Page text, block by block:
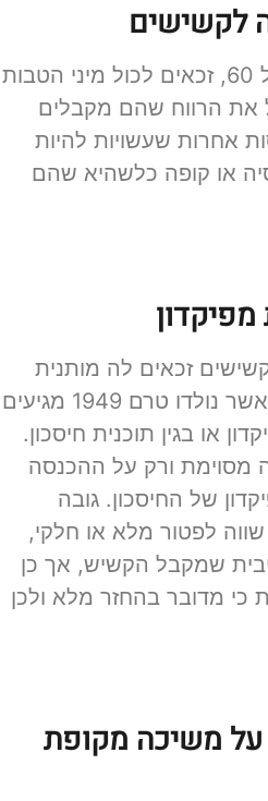
לקשישים
אנשים אשר עברו את גיל 60, זכאים לכול מיני הטבות
את הרווח שהם מקבלים
אחרות שעשויות להיות
או קופה כלשהיא שהם
זכאים לה מותנית
בשנת הלידה, לקשישים אשר נולדו טרם 1949 מגיעים
או בגין תוכנית חיסכון.
מסוימת ורק על ההכנסה
של החיסכון. גובה
לפטור מלא או חלקי,
שמקבל הקשיש, אך כן
כי מדובר בהחזר מלא ולכן
משיכה מקופת